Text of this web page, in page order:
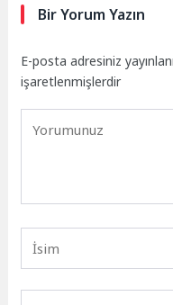
Bir Yorum Yazın
E-posta adresiniz
işaretlenmişlerdir